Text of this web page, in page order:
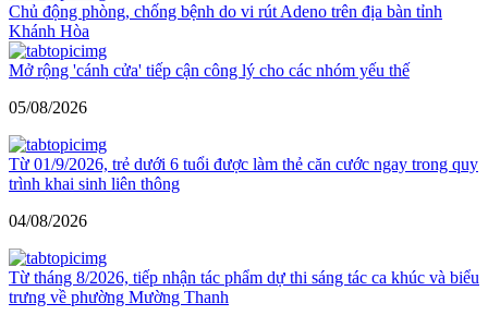
Chủ động phòng, chống bệnh do vi rút Adeno trên địa bàn tỉnh
Khánh Hòa
Mở rộng 'cánh cửa' tiếp cận công lý cho các nhóm yếu thế
05/08/2026
Từ 01/9/2026, trẻ dưới 6 tuổi được làm thẻ căn cước ngay trong quy
trình khai sinh liên thông
04/08/2026
Từ tháng 8/2026, tiếp nhận tác phẩm dự thi sáng tác ca khúc và biểu
trưng về phường Mường Thanh